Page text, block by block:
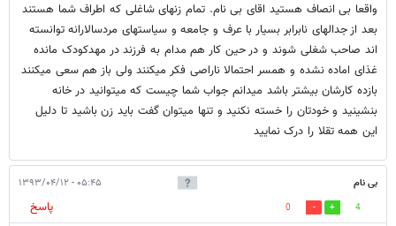
واقعا بی انصاف هستید اقای بی نام. تمام زنهای شاغلی که اطراف شما هستند
بعد از جدالهای نابرابر بسیار با عرف و جامعه و سیاستهای مردسالارانه توانسته
اند صاحب شغلی شوند و در حین کار هم مدام به فرزند در مهدکودک مانده
غذای اماده نشده و همسر احتمالا ناراصی فکر میکنند ولی باز هم سعی میکنند
بازده کارشان بیشتر باشد میدانم جواب شما چیست که میتوانید در خانه
بنشینید و خودتان را خسته نکنید و تنها میتوان گفت باید زن باشید تا دلیل
این همه تقلا را درک نمایید
بی نام ۰۵:۴۵ - ۱۳۹۳/۰۴/۱۲
4
0
پاسخ